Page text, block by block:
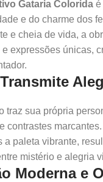
Gataria Colorida é
e do charme dos
e cheia de vida, a
expressões únicas,
traz sua própria
contrastes
a paleta vibrante,
mistério e alegria
Moderna e